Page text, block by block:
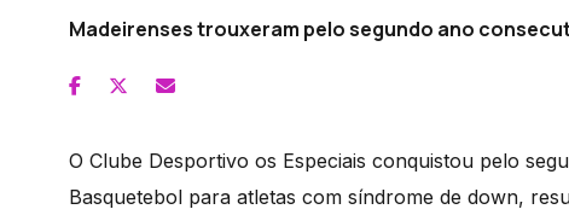
Madeirenses trouxeram pelo segundo ano
O Clube Desportivo os Especiais conquistou pelo
Basquetebol para atletas com síndrome de down,